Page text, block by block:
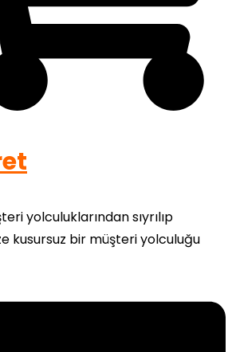
yolculuklarından sıyrılıp
kusursuz bir müşteri yolculuğu